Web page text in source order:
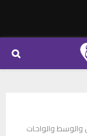
والوسط والواحات